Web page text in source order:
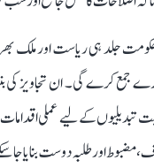
جلد ہی ریاست اور ملک بھر
جمع کرے گی۔ ان تجاویز کی
تبدیلیوں کے لیے عملی
مضبوط اور طلبہ دوست بنایا جا